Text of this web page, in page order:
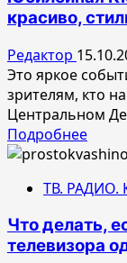
телу
—
белья
от
belle
you
красиво,
Редактор
Это яркое
зрителям, кто
Центральном
Подробнее
Week
ТВ. РАДИО.
Что делать,
телевизора